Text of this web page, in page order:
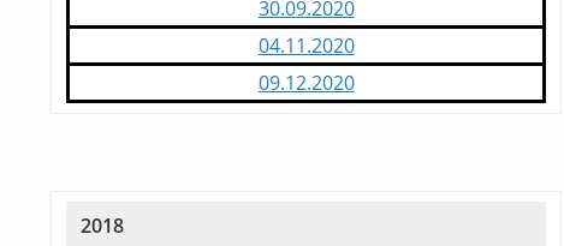
30.09.2020
04.11.2020
09.12.2020
2018